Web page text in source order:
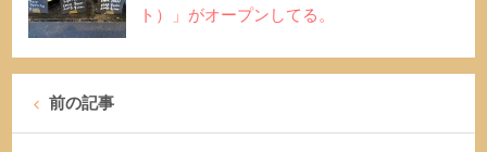
ト）」がオープンしてる。
前の記事